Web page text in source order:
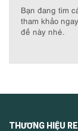
Bạn đang tìm
tham khảo
đề này nhé.
THƯƠNG